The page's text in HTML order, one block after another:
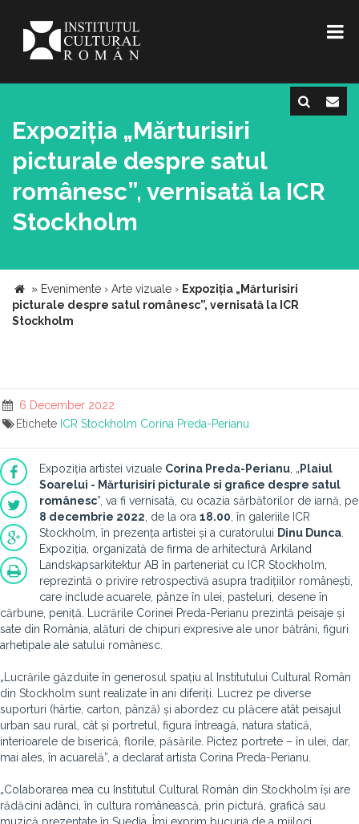
Expoziția „Mărturisiri
picturale despre satul
românesc”, vernisată la ICR
Stockholm
» Evenimente › Arte vizuale › Expoziția „Mărturisiri
picturale despre satul românesc”, vernisată la ICR
Stockholm
6 December 2022
Etichete ICR Stockholm Corina Preda-Perianu
Expoziția artistei vizuale Corina Preda-Perianu , „ Plaiul
Soarelui - Mărturisiri picturale si grafice despre satul
românesc”, va fi vernisată, cu ocazia sărbătorilor de iarnă, pe
8 decembrie 2022 , de la ora 18.00 , în galeriile ICR
Stockholm, în prezența artistei și a curatorului Dinu Dunca
Expoziția, organizată de firma de arhitectură Arkiland
Landskapsarkitektur AB în parteneriat cu ICR Stockholm,
reprezintă o privire retrospectivă asupra tradițiilor românești,
care include acuarele, pânze în ulei, pasteluri, desene în
cărbune, peniță. Lucrările Corinei Preda-Perianu prezintă peisaje și
sate din România, alături de chipuri expresive ale unor bătrâni, figuri
arhetipale ale satului românesc.
„Lucrările găzduite în generosul spațiu al Institutului Cultural Român
din Stockholm sunt realizate în ani diferiți. Lucrez pe diverse
suporturi (hârtie, carton, pânză) și abordez cu plăcere atât peisajul
urban sau rural, cât și portretul, figura întreagă, natura statică,
interioarele de biserică, florile, păsările. Pictez portrete – în ulei, dar,
mai ales, în acuarelă”, a declarat artista Corina Preda-Perianu.
„Colaborarea mea cu Institutul Cultural Român din Stockholm își are
rădăcini adânci, în cultura românească, prin pictură, grafică sau